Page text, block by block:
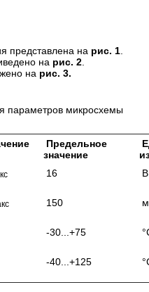
представлена на рис. 1
на рис. 2
на рис. 3.
параметров микросхемы
Предельное
значение
16 В
150
-30...+75
-40...+125